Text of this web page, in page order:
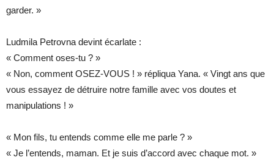
garder. »
Ludmila Petrovna devint écarlate :
« Comment oses-tu ? »
« Non, comment OSEZ-VOUS ! » répliqua Yana. « Vingt ans que
vous essayez de détruire notre famille avec vos doutes et
manipulations ! »
« Mon fils, tu entends comme elle me parle ? »
« Je l’entends, maman. Et je suis d’accord avec chaque mot. »